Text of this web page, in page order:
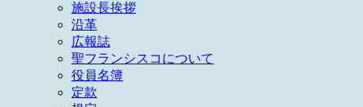
施設長挨拶
沿革
広報誌
聖フランシスコについて
役員名簿
定款